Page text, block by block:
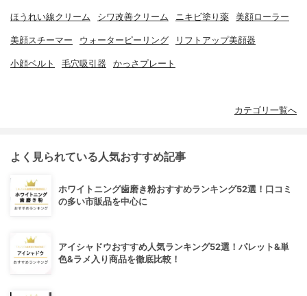
ほうれい線クリーム シワ改善クリーム ニキビ塗り薬 美顔ローラー
美顔スチーマー ウォーターピーリング リフトアップ美顔器
小顔ベルト 毛穴吸引器 かっさプレート
カテゴリ一覧へ
よく見られている人気おすすめ記事
ホワイトニング歯磨き粉おすすめランキング52選！口コミ
の多い市販品を中心に
アイシャドウおすすめ人気ランキング52選！パレット&単
色&ラメ入り商品を徹底比較！